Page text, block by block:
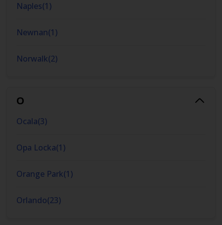
Naples(1)
Newnan(1)
Norwalk(2)
O
Ocala(3)
Opa Locka(1)
Orange Park(1)
Orlando(23)